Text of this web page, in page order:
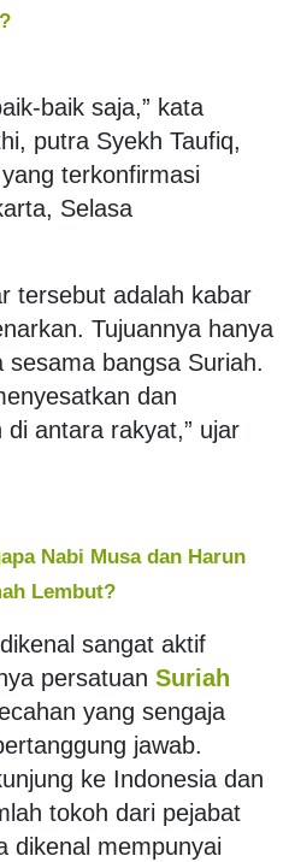
baik saja,” kata
putra Syekh Taufiq,
terkonfirmasi
Selasa
tersebut adalah kabar
Tujuannya hanya
bangsa Suriah.
dan
antara rakyat,” ujar
Nabi Musa dan Harun
Lembut?
sangat aktif
persatuan Suriah
yang sengaja
jawab.
ke Indonesia dan
tokoh dari pejabat
dikenal mempunyai